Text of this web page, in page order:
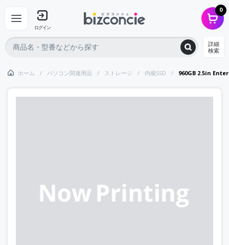
ログイン
0
詳細
検索
ホーム パソコン関連用品 ストレージ 内蔵SSD 960GB 2.5in